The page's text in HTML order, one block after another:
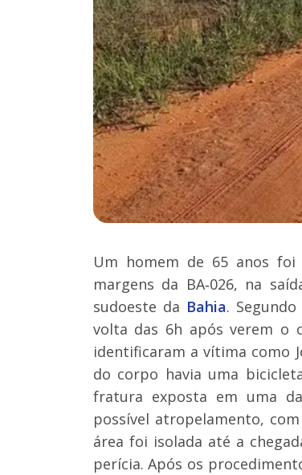
Um homem de 65 anos
margens da BA‑026, na
sudoeste da Bahia.
volta das 6h após verem o
identificaram a vítima como
do corpo havia uma
fratura exposta em uma
possível atropelamento,
área foi isolada até a
perícia. Após os